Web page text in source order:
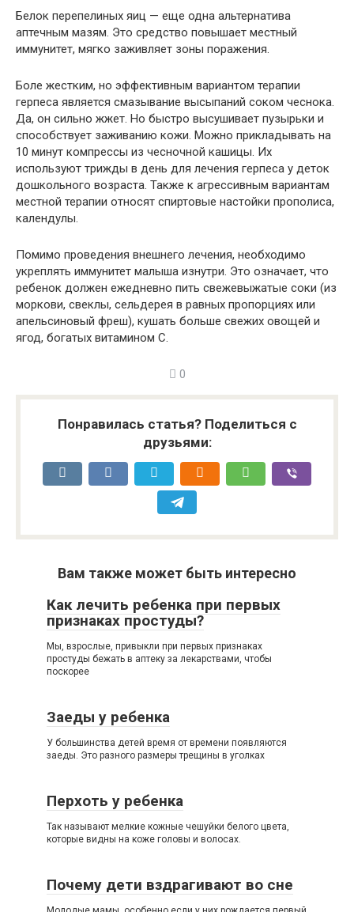
Белок перепелиных яиц — еще одна альтернатива
аптечным мазям. Это средство повышает местный
иммунитет, мягко заживляет зоны поражения.
Боле жестким, но эффективным вариантом терапии
герпеса является смазывание высыпаний соком чеснока.
Да, он сильно жжет. Но быстро высушивает пузырьки и
способствует заживанию кожи. Можно прикладывать на
10 минут компрессы из чесночной кашицы. Их
используют трижды в день для лечения герпеса у деток
дошкольного возраста. Также к агрессивным вариантам
местной терапии относят спиртовые настойки прополиса,
календулы.
Помимо проведения внешнего лечения, необходимо
укреплять иммунитет малыша изнутри. Это означает, что
ребенок должен ежедневно пить свежевыжатые соки (из
моркови, свеклы, сельдерея в равных пропорциях или
апельсиновый фреш), кушать больше свежих овощей и
ягод, богатых витамином С.
0
Понравилась статья? Поделиться с
друзьями:
Вам также может быть интересно
Как лечить ребенка при первых
признаках простуды?
Мы, взрослые, привыкли при первых признаках
простуды бежать в аптеку за лекарствами, чтобы
поскорее
Заеды у ребенка
У большинства детей время от времени появляются
заеды. Это разного размеры трещины в уголках
Перхоть у ребенка
Так называют мелкие кожные чешуйки белого цвета,
которые видны на коже головы и волосах.
Почему дети вздрагивают во сне